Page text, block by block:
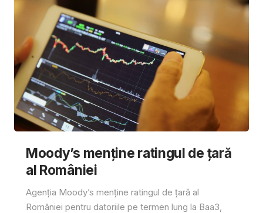
Moody’s menține ratingul de țară
al României
Agenția Moody’s menține ratingul de țară al
României pentru datoriile pe termen lung la Baa3,